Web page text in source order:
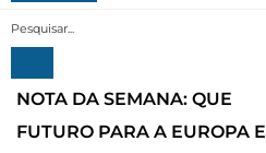
NOTA DA SEMANA: QUE
FUTURO PARA A EUROPA E